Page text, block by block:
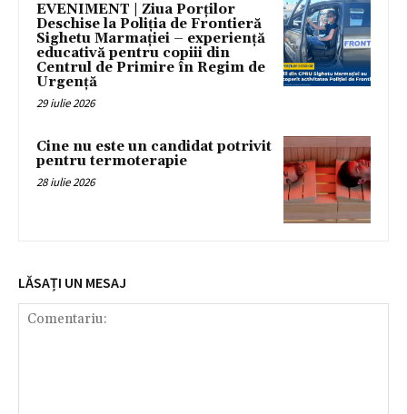
EVENIMENT | Ziua Porților
Deschise la Poliția de Frontieră
Sighetu Marmației – experiență
educativă pentru copiii din
Centrul de Primire în Regim de
Urgență
29 iulie 2026
Cine nu este un candidat potrivit
pentru termoterapie
28 iulie 2026
LĂSAȚI UN MESAJ